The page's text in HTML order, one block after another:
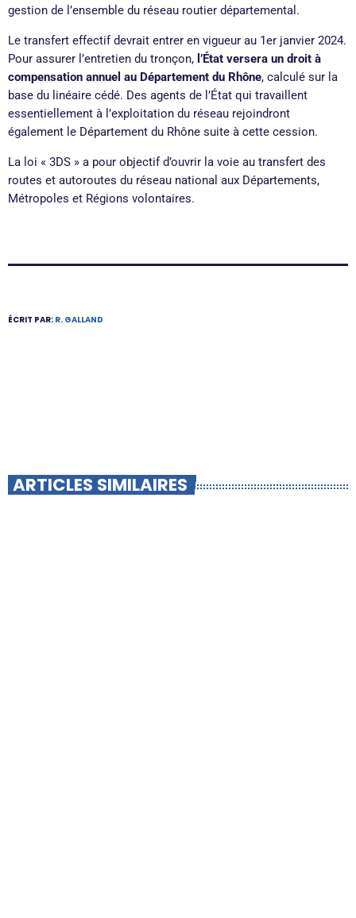
gestion de l’ensemble du réseau routier départemental.
Le transfert effectif devrait entrer en vigueur au 1er janvier 2024.
Pour assurer l’entretien du tronçon, l’État versera un droit à
compensation annuel au Département du Rhône, calculé sur la
base du linéaire cédé. Des agents de l’État qui travaillent
essentiellement à l’exploitation du réseau rejoindront
également le Département du Rhône suite à cette cession.
La loi « 3DS » a pour objectif d’ouvrir la voie au transfert des
routes et autoroutes du réseau national aux Départements,
Métropoles et Régions volontaires.
ÉCRIT PAR: R. GALLAND
ARTICLES SIMILAIRES